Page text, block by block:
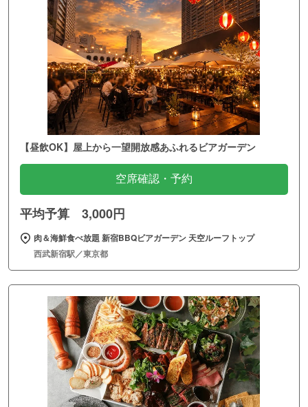
【昼飲OK】屋上から一望開放感あふれるビアガーデン
空席確認・予約
平均予算 3,000円
肉＆海鮮食べ放題 新宿BBQビアガーデン 天空ルーフトップ
西武新宿駅／東京都